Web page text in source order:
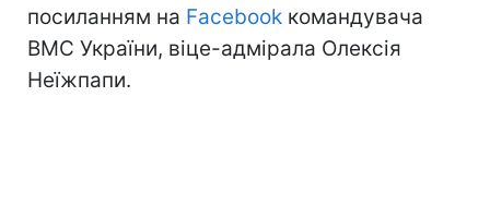
посиланням на Facebook командувача
ВМС України, віце-адмірала Олексія
Неїжпапи.